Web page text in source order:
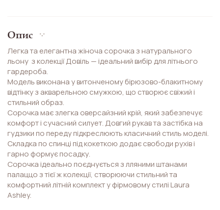
Опис
Легка та елегантна жіноча сорочка з натурального
льону з колекції Довіль — ідеальний вибір для літнього
гардероба.
Модель виконана у витонченому бірюзово-блакитному
відтінку з акварельною смужкою, що створює свіжий і
стильний образ.
Сорочка має злегка оверсайзний крій, який забезпечує
комфорт і сучасний силует. Довгий рукав та застібка на
гудзики по переду підкреслюють класичний стиль моделі.
Складка по спинці під кокеткою додає свободи рухів і
гарно формує посадку.
Сорочка ідеально поєднується з лляними штанами
палаццо з тієї ж колекції, створюючи стильний та
комфортний літній комплект у фірмовому стилі Laura
Ashley.